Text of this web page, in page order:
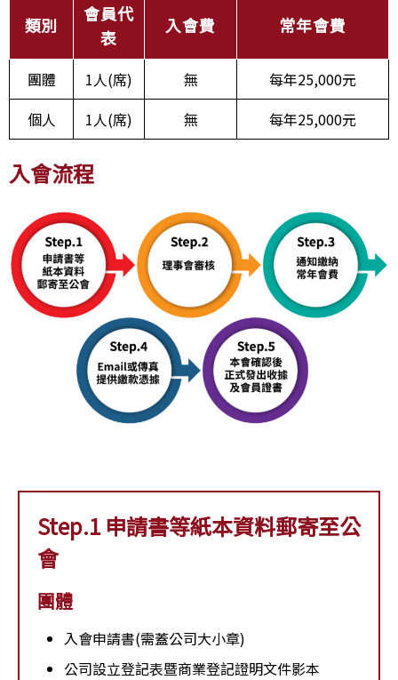
類別
會員代
表
入會費 常年會費
團體 1人(席) 無
每年25,000元
個人
1人(席) 無 每年25,000元
入會流程
Step.1 申請書等紙本資料郵寄至公
會
團體
入會申請書(需蓋公司大小章)
公司設立登記表暨商業登記證明文件影本